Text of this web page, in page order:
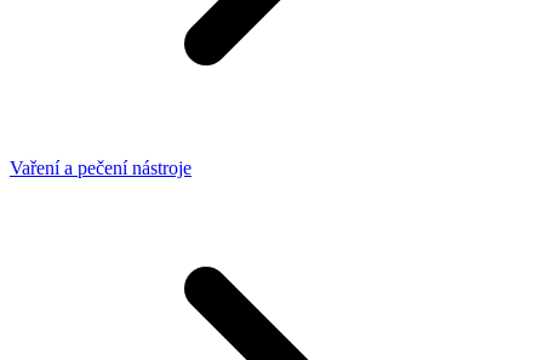
Vaření a pečení nástroje